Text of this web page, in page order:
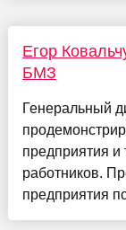
Егор
БМЗ
Генеральный
предприятия и
работников.
предприятия